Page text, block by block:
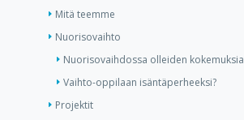
Mitä teemme
Nuorisovaihto
Nuorisovaihdossa olleiden kokemuksia
Vaihto-oppilaan isäntäperheeksi?
Projektit